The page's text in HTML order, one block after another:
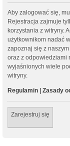
Aby zalogować się,
Rejestracja zajmuje
korzystania z witryny.
użytkownikom nadać
zapoznaj się z
oraz z odpowiedziami
wyjaśnionych wiele
witryny.
Regulamin | Zasady
Zarejestruj się